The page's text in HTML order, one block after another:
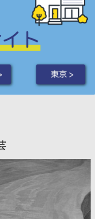
東京 >